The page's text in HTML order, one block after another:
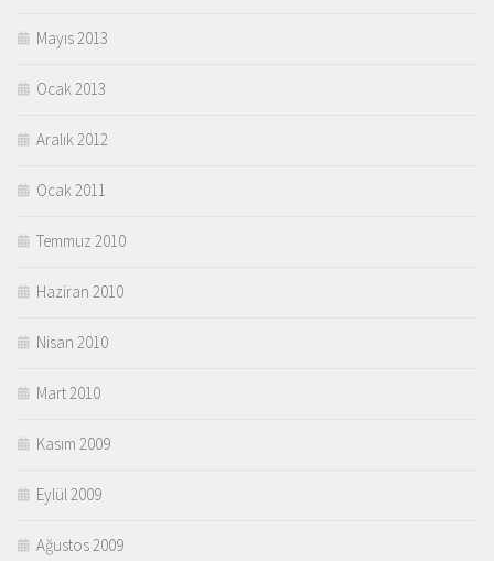
Mayıs 2013
Ocak 2013
Aralık 2012
Ocak 2011
Temmuz 2010
Haziran 2010
Nisan 2010
Mart 2010
Kasım 2009
Eylül 2009
Ağustos 2009